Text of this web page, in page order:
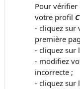
Pour vérifier
votre profil
- cliquez sur
première
- cliquez sur
- modifiez
incorrecte ;
- cliquez sur